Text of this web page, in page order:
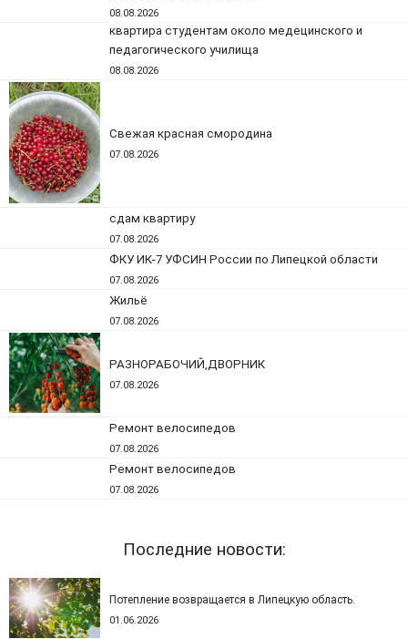
08.08.2026
квартира студентам около медецинского и
педагогического училища
08.08.2026
Свежая красная смородина
07.08.2026
сдам квартиру
07.08.2026
ФКУ ИК-7 УФСИН России по Липецкой области
07.08.2026
Жильё
07.08.2026
РАЗНОРАБОЧИЙ,ДВОРНИК
07.08.2026
Ремонт велосипедов
07.08.2026
Ремонт велосипедов
07.08.2026
Последние новости:
Потепление возвращается в Липецкую область.
01.06.2026